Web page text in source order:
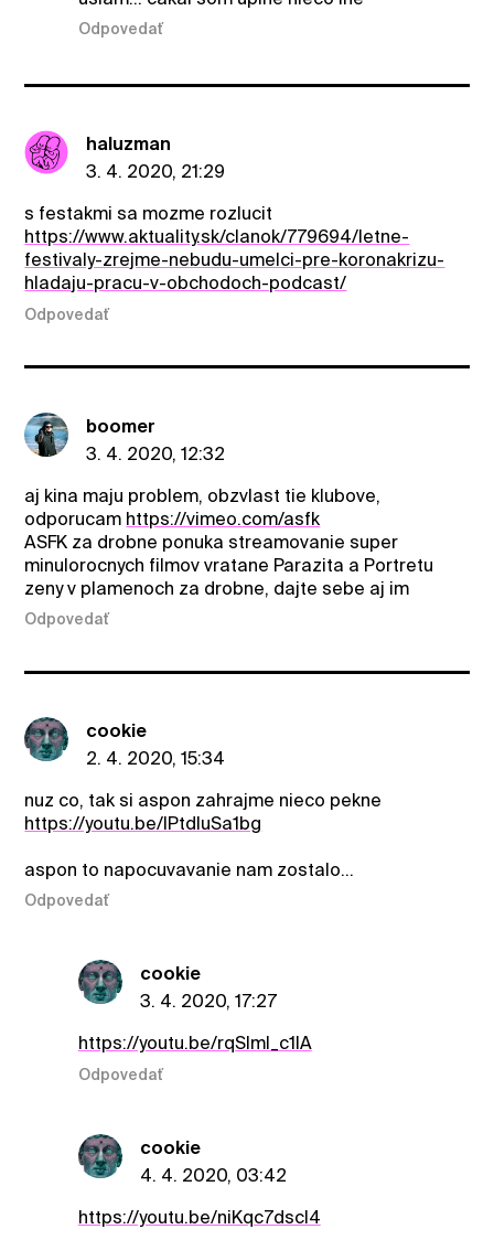
Odpovedať
haluzman
3. 4. 2020, 21:29
s festakmi sa mozme rozlucit
https://www.aktuality.sk/clanok/779694/letne-
festivaly-zrejme-nebudu-umelci-pre-koronakrizu-
hladaju-pracu-v-obchodoch-podcast/
Odpovedať
boomer
3. 4. 2020, 12:32
aj kina maju problem, obzvlast tie klubove,
odporucam https://vimeo.com/asfk
ASFK za drobne ponuka streamovanie super
minulorocnych filmov vratane Parazita a Portretu
zeny v plamenoch za drobne, dajte sebe aj im
Odpovedať
cookie
2. 4. 2020, 15:34
nuz co, tak si aspon zahrajme nieco pekne
https://youtu.be/IPtdluSa1bg
aspon to napocuvavanie nam zostalo...
Odpovedať
cookie
3. 4. 2020, 17:27
https://youtu.be/rqSlml_c1lA
Odpovedať
cookie
4. 4. 2020, 03:42
https://youtu.be/niKqc7dscI4